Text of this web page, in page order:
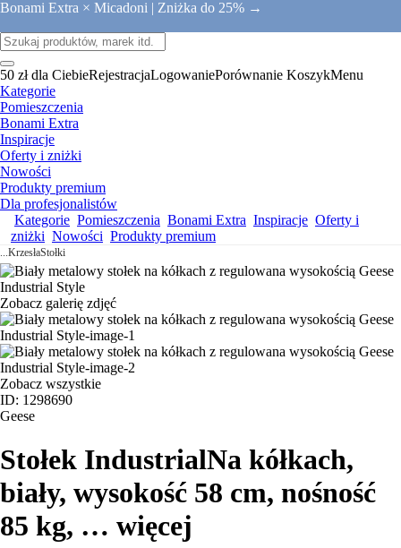
Bonami Extra × Micadoni | Zniżka do 25% →
50 zł dla CiebieRejestracjaLogowaniePorównanie KoszykMenu
Kategorie
Pomieszczenia
Bonami Extra
Inspiracje
Oferty i zniżki
Nowości
Produkty premium
Dla profesjonalistów
Kategorie Pomieszczenia Bonami Extra Inspiracje Oferty i
zniżki Nowości Produkty premium
...KrzesłaStołki
Zobacz galerię zdjęć
Zobacz wszystkie
ID: 1298690
Geese
Stołek IndustrialNa kółkach,
biały, wysokość 58 cm, nośność
85 kg, … więcej